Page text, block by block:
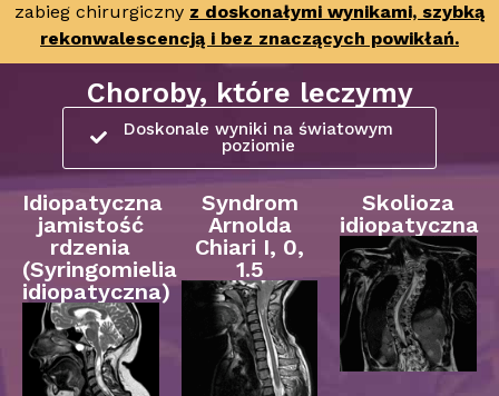
zabieg chirurgiczny z doskonałymi wynikami, szybką
rekonwalescencją i bez znaczących powikłań.
Choroby, które leczymy
Doskonale wyniki na światowym
poziomie
Idiopatyczna
jamistość
rdzenia
(Syringomielia
idiopatyczna)
Syndrom
Arnolda
Chiari I, 0,
1.5
Skolioza
idiopatyczna